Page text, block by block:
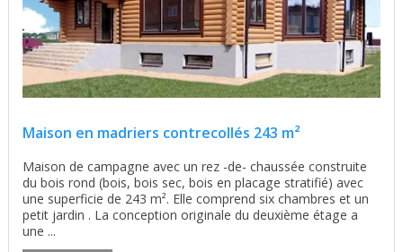
Maison en madriers contrecollés 243 m²
Maison de campagne avec un rez -de- chaussée construite
du bois rond (bois, bois sec, bois en placage stratifié) avec
une superficie de 243 m². Elle comprend six chambres et un
petit jardin . La conception originale du deuxième étage a
une ...